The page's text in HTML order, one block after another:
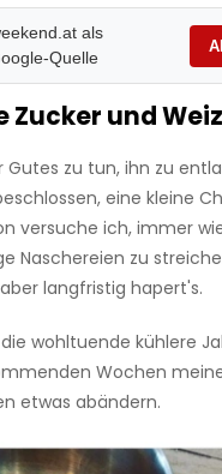
als
Quelle
Zucker und
Gutes zu tun, ihn zu
eine kleine
versuche ich, immer
Naschereien zu
langfristig hapert's.
wohltuende kühlere
Wochen
etwas abändern.